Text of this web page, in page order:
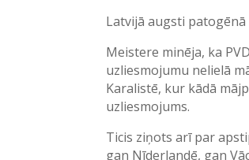
Latvijā augsti
Meistere minēja, ka
uzliesmojumu nelielā
Karalistē, kur kādā
uzliesmojums.
Ticis ziņots arī par
gan Nīderlandē, gan